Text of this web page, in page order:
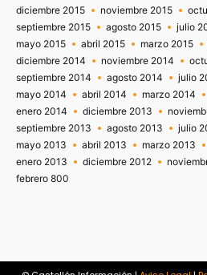
diciembre 2015
noviembre 2015
septiembre 2015
agosto 2015 julio
mayo 2015
abril 2015 marzo 2015
diciembre 2014
noviembre 2014
septiembre 2014
agosto 2014 julio
mayo 2014
abril 2014 marzo 2014
enero 2014
diciembre 2013
septiembre 2013
agosto 2013 julio
mayo 2013
abril 2013 marzo 2013
enero 2013
diciembre 2012
febrero 800